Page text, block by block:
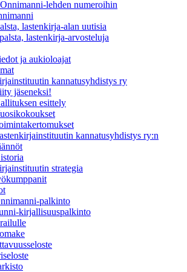
lehden numeroihin
lastenkirja-alan uutisia
lastenkirja-arvosteluja
ja aukioloajat
kannatusyhdistys ry
jäseneksi!
esittely
kannatusyhdistys ry:n
strategia
palkinto
kirjallisuuspalkinto